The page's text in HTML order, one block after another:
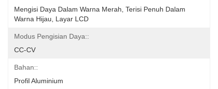
Mengisi Daya Dalam Warna Merah, Terisi Penuh Dalam
Warna Hijau, Layar LCD
Modus Pengisian Daya::
CC-CV
Bahan::
Profil Aluminium